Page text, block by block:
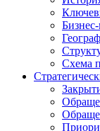
Схема